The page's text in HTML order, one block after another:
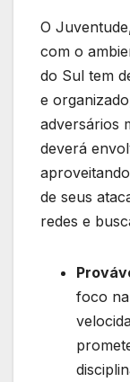
O
com o
do Sul tem
e
adversários
deverá
de seus
redes e
foco